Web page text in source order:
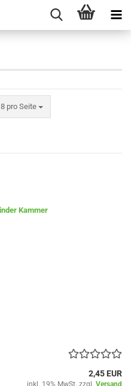
8 pro Seite
pro Seite
2,45 EUR
inkl. 19% MwSt. zzgl. Versand